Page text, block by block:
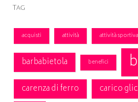
Tag
acquisti attività attività sportiva
barbabietola
benefici
carenza di ferro carico